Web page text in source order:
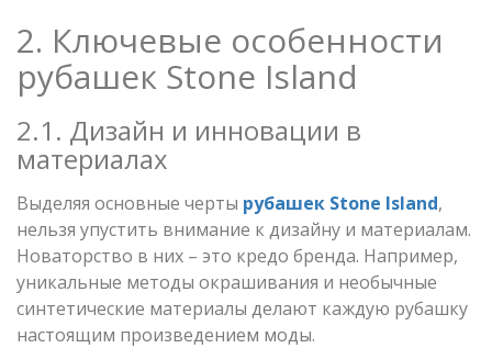
2. Ключевые особенности
рубашек Stone Island
2.1. Дизайн и инновации в
материалах
Выделяя основные черты рубашек Stone Island,
нельзя упустить внимание к дизайну и материалам.
Новаторство в них – это кредо бренда. Например,
уникальные методы окрашивания и необычные
синтетические материалы делают каждую рубашку
настоящим произведением моды.